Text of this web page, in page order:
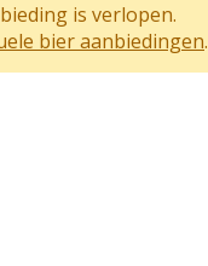
is verlopen.
bier aanbiedingen.